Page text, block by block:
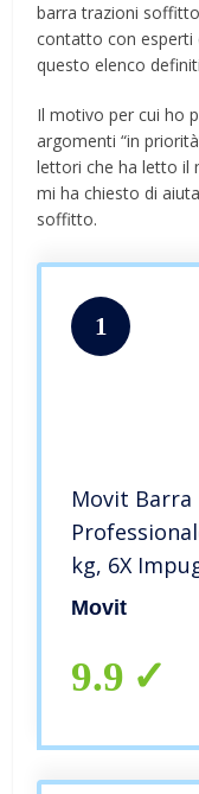
barra trazioni
contatto con esperti
questo elenco
Il motivo per cui ho
argomenti “in
lettori che ha letto il
mi ha chiesto di
soffitto.
1
Movit
kg, 6X
Gancio –
Chin Up
Movit
9.9